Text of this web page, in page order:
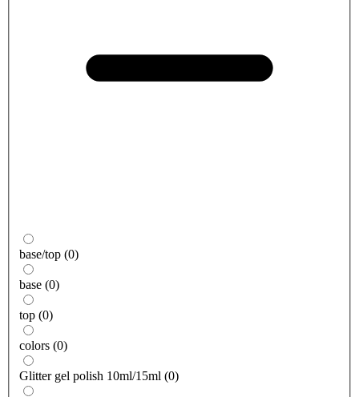
base/top (0)
base (0)
top (0)
colors (0)
Glitter gel polish 10ml/15ml (0)